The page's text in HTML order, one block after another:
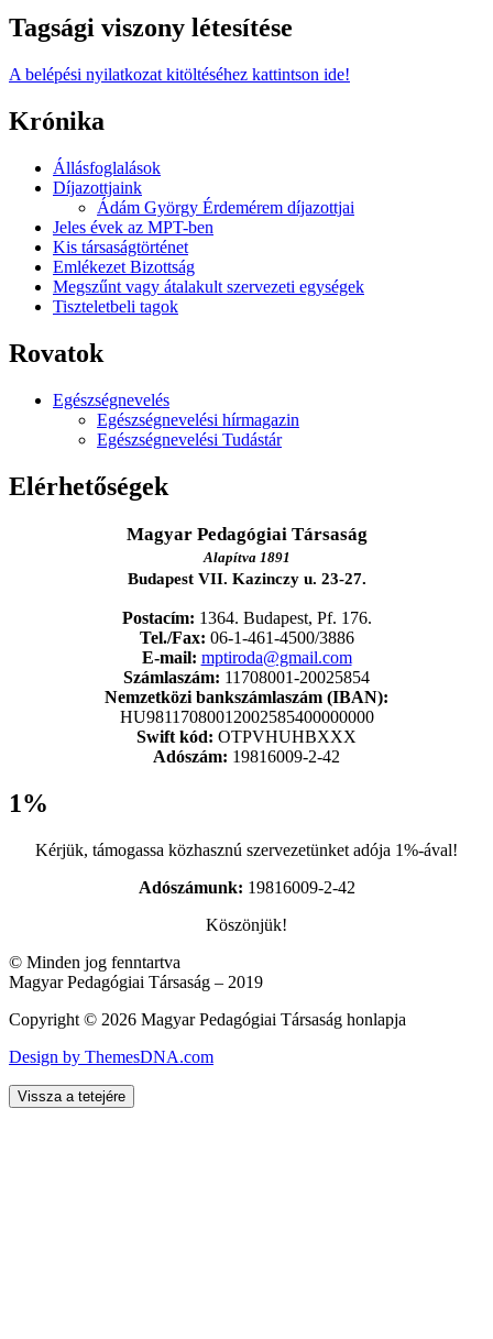
Tagsági viszony létesítése
A belépési nyilatkozat kitöltéséhez kattintson ide!
Krónika
Állásfoglalások
Díjazottjaink
Ádám György Érdemérem díjazottjai
Jeles évek az MPT-ben
Kis társaságtörténet
Emlékezet Bizottság
Megszűnt vagy átalakult szervezeti egységek
Tiszteletbeli tagok
Rovatok
Egészségnevelés
Egészségnevelési hírmagazin
Egészségnevelési Tudástár
Elérhetőségek
Magyar Pedagógiai Társaság
Alapítva 1891
Budapest VII. Kazinczy u. 23-27.
Postacím: 1364. Budapest, Pf. 176.
Tel./Fax: 06-1-461-4500/3886
E-mail: mptiroda@gmail.com
Számlaszám: 11708001-20025854
Nemzetközi bankszámlaszám (IBAN):
HU98117080012002585400000000
Swift kód: OTPVHUHBXXX
Adószám: 19816009-2-42
1%
Kérjük, támogassa közhasznú szervezetünket adója 1%-ával!
Adószámunk: 19816009-2-42
Köszönjük!
© Minden jog fenntartva
Magyar Pedagógiai Társaság – 2019
Copyright © 2026 Magyar Pedagógiai Társaság honlapja
Design by ThemesDNA.com
Vissza a tetejére